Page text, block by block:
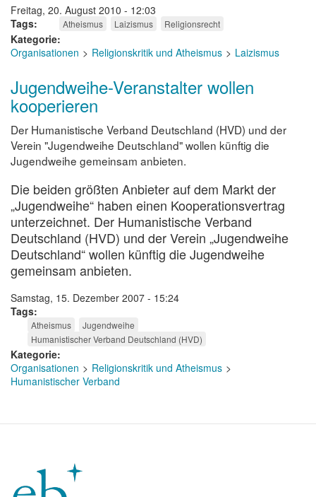
Freitag, 20. August 2010 - 12:03
Tags
Atheismus Laizismus Religionsrecht
Kategorie
Organisationen
Religionskritik und Atheismus Laizismus
Jugendweihe-Veranstalter wollen
kooperieren
Der Humanistische Verband Deutschland (HVD) und der
Verein "Jugendweihe Deutschland" wollen künftig die
Jugendweihe gemeinsam anbieten.
Die beiden größten Anbieter auf dem Markt der
„Jugendweihe“ haben einen Kooperationsvertrag
unterzeichnet. Der Humanistische Verband
Deutschland (HVD) und der Verein „Jugendweihe
Deutschland“ wollen künftig die Jugendweihe
gemeinsam anbieten.
Samstag, 15. Dezember 2007 - 15:24
Tags
Atheismus
Jugendweihe
Humanistischer Verband Deutschland (HVD)
Kategorie
Organisationen
Religionskritik und Atheismus
Humanistischer Verband